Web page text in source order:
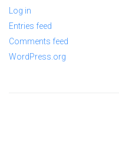
Log in
Entries feed
Comments feed
WordPress.org